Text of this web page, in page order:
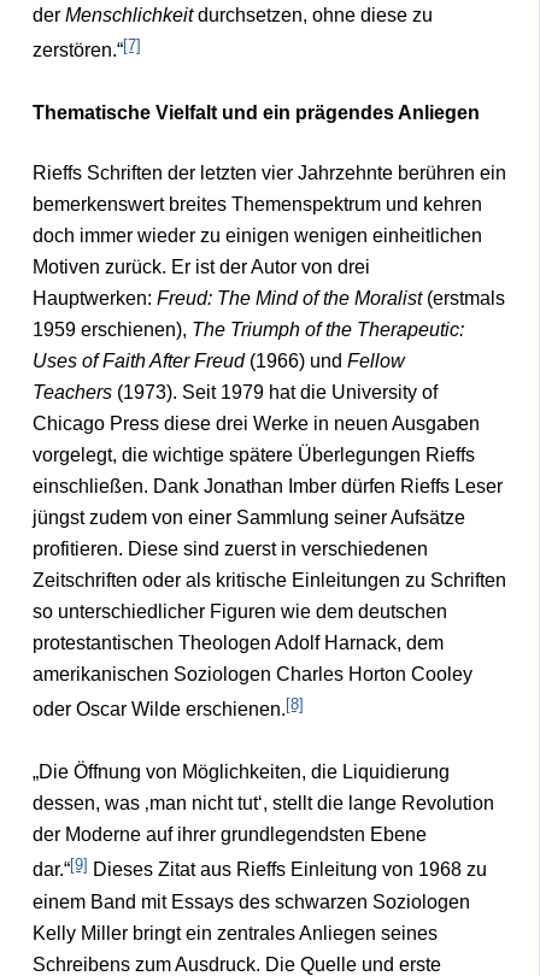
der Menschlichkeitdurchsetzen, ohne diese zu
zerstören.“[7]
Thematische Vielfalt und ein prägendes Anliegen
Rieffs Schriften der letzten vier Jahrzehnte berühren ein
bemerkenswert breites Themenspektrum und kehren
doch immer wieder zu einigen wenigen einheitlichen
Motiven zurück. Er ist der Autor von drei
Hauptwerken: Freud: The Mind of the Moralist(erstmals
1959 erschienen), The Triumph of the Therapeutic:
Uses of Faith After Freud(1966) und Fellow
Teachers(1973). Seit 1979 hat die University of
Chicago Press diese drei Werke in neuen Ausgaben
vorgelegt, die wichtige spätere Überlegungen Rieffs
einschließen. Dank Jonathan Imber dürfen Rieffs Leser
jüngst zudem von einer Sammlung seiner Aufsätze
profitieren. Diese sind zuerst in verschiedenen
Zeitschriften oder als kritische Einleitungen zu Schriften
so unterschiedlicher Figuren wie dem deutschen
protestantischen Theologen Adolf Harnack, dem
amerikanischen Soziologen Charles Horton Cooley
oder Oscar Wilde erschienen.[8]
„Die Öffnung von Möglichkeiten, die Liquidierung
dessen, was ‚man nicht tut‘, stellt die lange Revolution
der Moderne auf ihrer grundlegendsten Ebene
dar.“[9] Dieses Zitat aus Rieffs Einleitung von 1968 zu
einem Band mit Essays des schwarzen Soziologen
Kelly Miller bringt ein zentrales Anliegen seines
Schreibens zum Ausdruck. Die Quelle und erste